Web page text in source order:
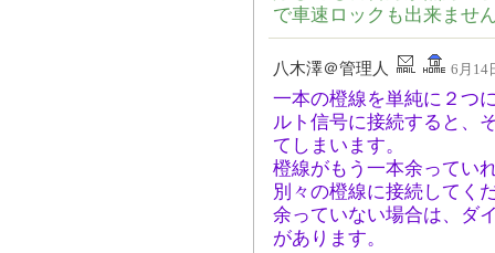
で車速ロックも出来ませ
八木澤＠管理人 6月14
一本の橙線を単純に２つ
ルト信号に接続すると、
てしまいます。
橙線がもう一本余ってい
別々の橙線に接続してく
余っていない場合は、ダ
があります。